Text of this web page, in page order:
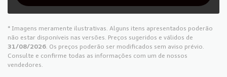
* Imagens meramente ilustrativas. Alguns itens apresentados poderão
não estar disponíveis nas versões. Preços sugeridos e válidos de
31/08/2026 . Os preços poderão ser modificados sem aviso prévio.
Consulte e confirme todas as informações com um de nossos
vendedores.